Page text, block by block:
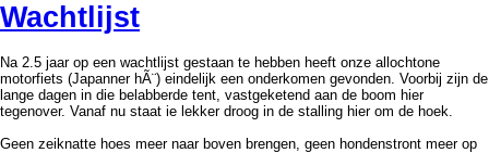
Wachtlijst
Na 2.5 jaar op een wachtlijst gestaan te hebben heeft onze allochtone
motorfiets (Japanner hÃ¨) eindelijk een onderkomen gevonden. Voorbij zijn de
lange dagen in die belabberde tent, vastgeketend aan de boom hier
tegenover. Vanaf nu staat ie lekker droog in de stalling hier om de hoek.
Geen zeiknatte hoes meer naar boven brengen, geen hondenstront meer op